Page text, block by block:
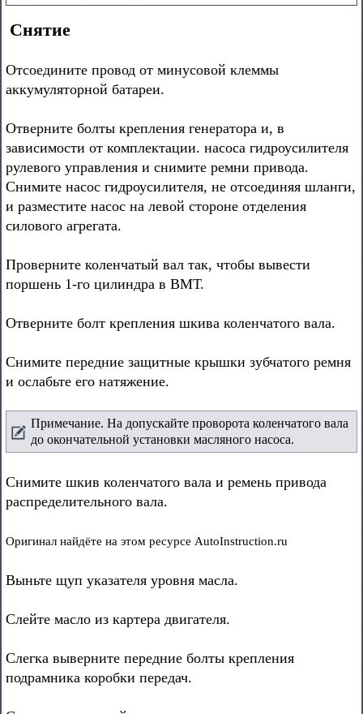
Снятие
Отсоедините провод от минусовой клеммы
аккумуляторной батареи.
Отверните болты крепления генератора и, в
зависимости от комплектации. насоса гидроусилителя
рулевого управления и снимите ремни привода.
Снимите насос гидроусилителя, не отсоединяя шланги,
и разместите насос на левой стороне отделения
силового агрегата.
Проверните коленчатый вал так, чтобы вывести
поршень 1-го цилиндра в ВМТ.
Отверните болт крепления шкива коленчатого вала.
Снимите передние защитные крышки зубчатого ремня
и ослабьте его натяжение.
Примечание. На допускайте проворота коленчатого вала
до окончательной установки масляного насоса.
Снимите шкив коленчатого вала и ремень привода
распределительного вала.
Оригинал найдёте на этом ресурсе AutoInstruction.ru
Выньте щуп указателя уровня масла.
Слейте масло из картера двигателя.
Слегка выверните передние болты крепления
подрамника коробки передач.